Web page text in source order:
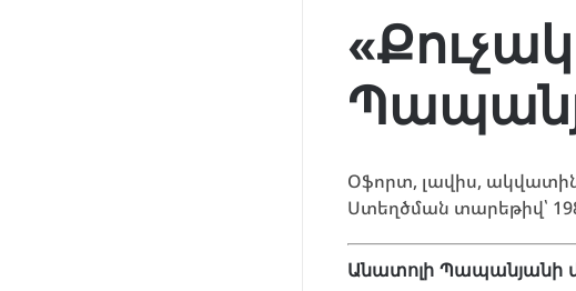
Օֆորտ, լավիս,
Ստեղծման տարեթիվ՝
Անատոլի Պապանյանի